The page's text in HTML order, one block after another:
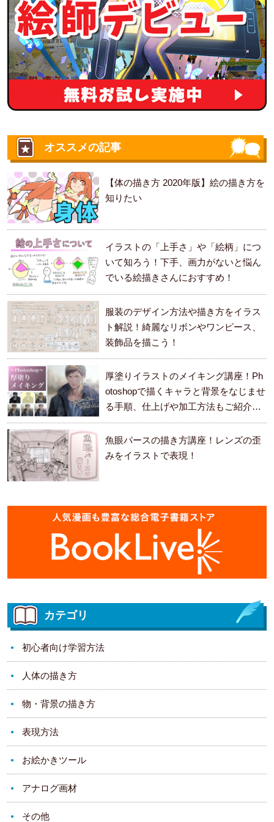
オススメの記事
【体の描き方 2020年版】絵の描き方を
知りたい
イラストの「上手さ」や「絵柄」につ
いて知ろう！下手、画力がないと悩ん
でいる絵描きさんにおすすめ！
服装のデザイン方法や描き方をイラス
ト解説！綺麗なリボンやワンピース、
装飾品を描こう！
厚塗りイラストのメイキング講座！Ph
otoshopで描くキャラと背景をなじませ
る手順、仕上げや加工方法もご紹介し
ます。
魚眼パースの描き方講座！レンズの歪
みをイラストで表現！
カテゴリ
初心者向け学習方法
人体の描き方
物・背景の描き方
表現方法
お絵かきツール
アナログ画材
その他